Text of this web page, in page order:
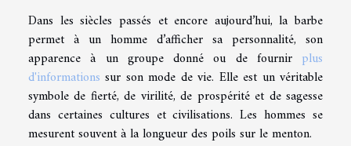
Dans les siècles passés et encore aujourd’hui, la barbe
permet à un homme d’afficher sa personnalité, son
apparence à un groupe donné ou de fournir plus
d'informations sur son mode de vie. Elle est un véritable
symbole de fierté, de virilité, de prospérité et de sagesse
dans certaines cultures et civilisations. Les hommes se
mesurent souvent à la longueur des poils sur le menton.